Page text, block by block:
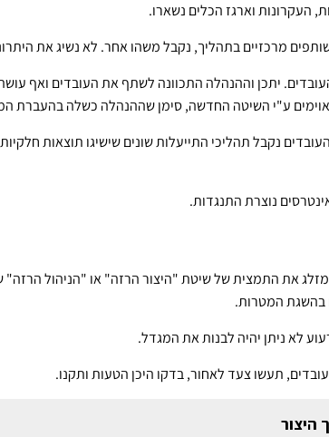
וארגז הכלים נשארו.
מרכזיים בתהליך, נקבל משהו אחר. לא נשיג את
יתכן וההנהלה התכוונה לשתף את העובדים ואף
ע"י השיטה החדשה, סימן שההנהלה כשלה בהעברת
נקבל תהליכי התייעלות שונים שישיגו תוצאות
נוצרת התנגדות.
את התמצית של שיטת "היצור הרזה" או "הניהול הרזה"
בהשגת המטרות.
לא ניתן יהיה לבנות את המגדל.
תעשו צעד לאחור, בדקו היכן הטעות ותקנו.
היצור